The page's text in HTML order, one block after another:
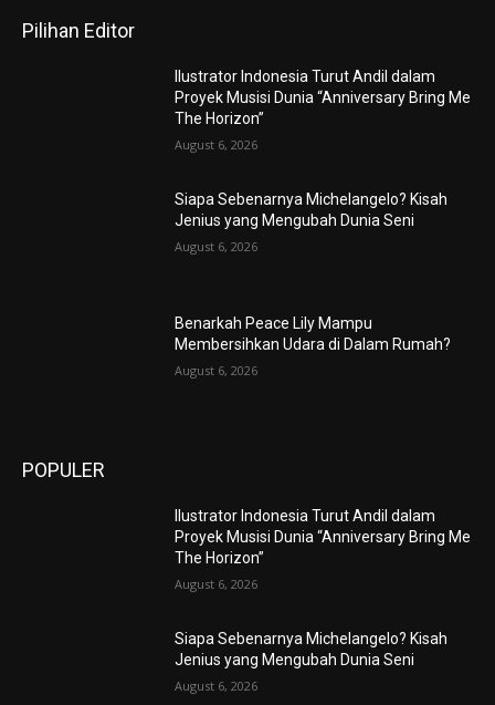
Pilihan Editor
Ilustrator Indonesia Turut Andil dalam
Proyek Musisi Dunia “Anniversary Bring Me
The Horizon”
August 6, 2026
Siapa Sebenarnya Michelangelo? Kisah
Jenius yang Mengubah Dunia Seni
August 6, 2026
Benarkah Peace Lily Mampu
Membersihkan Udara di Dalam Rumah?
August 6, 2026
POPULER
Ilustrator Indonesia Turut Andil dalam
Proyek Musisi Dunia “Anniversary Bring Me
The Horizon”
August 6, 2026
Siapa Sebenarnya Michelangelo? Kisah
Jenius yang Mengubah Dunia Seni
August 6, 2026